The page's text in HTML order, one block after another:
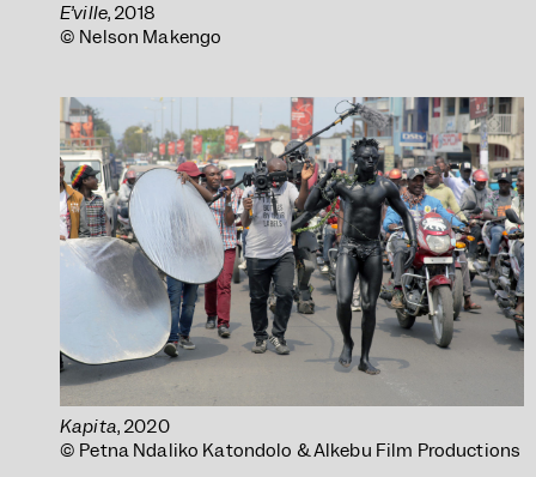
E’ville, 2018
© Nelson Makengo
Kapita, 2020
© Petna Ndaliko Katondolo & Alkebu Film Productions